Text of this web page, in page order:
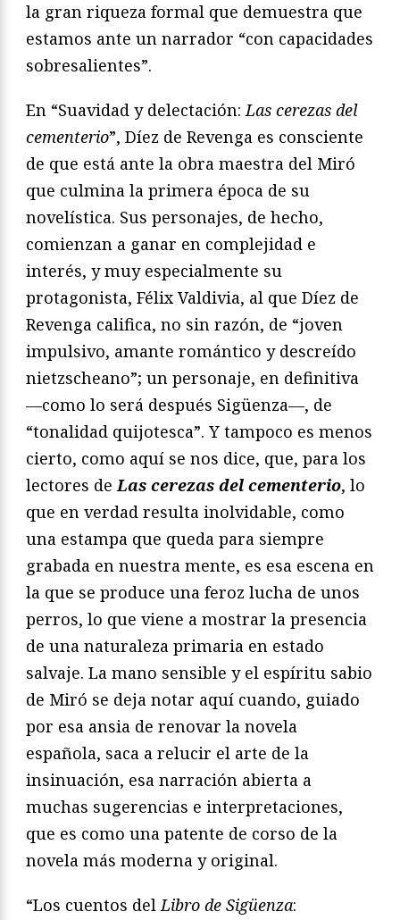
la gran riqueza formal que demuestra que
estamos ante un narrador “con capacidades
sobresalientes”.
En “Suavidad y delectación:Las cerezas del
cementerio”, Díez de Revenga es consciente
de que está ante la obra maestra del Miró
que culmina la primera época de su
novelística. Sus personajes, de hecho,
comienzan a ganar en complejidad e
interés, y muy especialmente su
protagonista, Félix Valdivia, al que Díez de
Revenga califica, no sin razón, de “joven
impulsivo, amante romántico y descreído
nietzscheano”; un personaje, en definitiva
—como lo será después Sigüenza—, de
“tonalidad quijotesca”. Y tampoco es menos
cierto, como aquí se nos dice, que, para los
lectores deLas cerezas del cementerio, lo
que en verdad resulta inolvidable, como
una estampa que queda para siempre
grabada en nuestra mente, es esa escena en
la que se produce una feroz lucha de unos
perros, lo que viene a mostrar la presencia
de una naturaleza primaria en estado
salvaje. La mano sensible y el espíritu sabio
de Miró se deja notar aquí cuando, guiado
por esa ansia de renovar la novela
española, saca a relucir el arte de la
insinuación, esa narración abierta a
muchas sugerencias e interpretaciones,
que es como una patente de corso de la
novela más moderna y original.
“Los cuentos delLibro de Sigüenza: